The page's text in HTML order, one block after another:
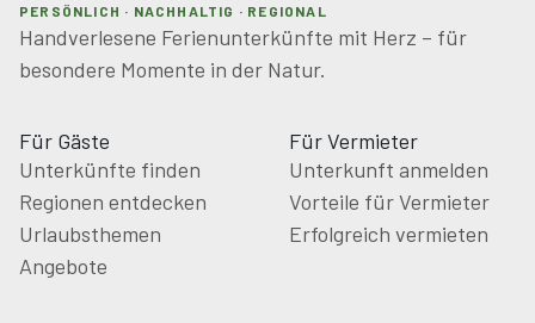
PERSÖNLICH · NACHHALTIG · REGIONAL
Handverlesene Ferienunterkünfte mit Herz – für
besondere Momente in der Natur.
Für Gäste
Unterkünfte finden
Regionen entdecken
Urlaubsthemen
Angebote
Für Vermieter
Unterkunft anmelden
Vorteile für Vermieter
Erfolgreich vermieten